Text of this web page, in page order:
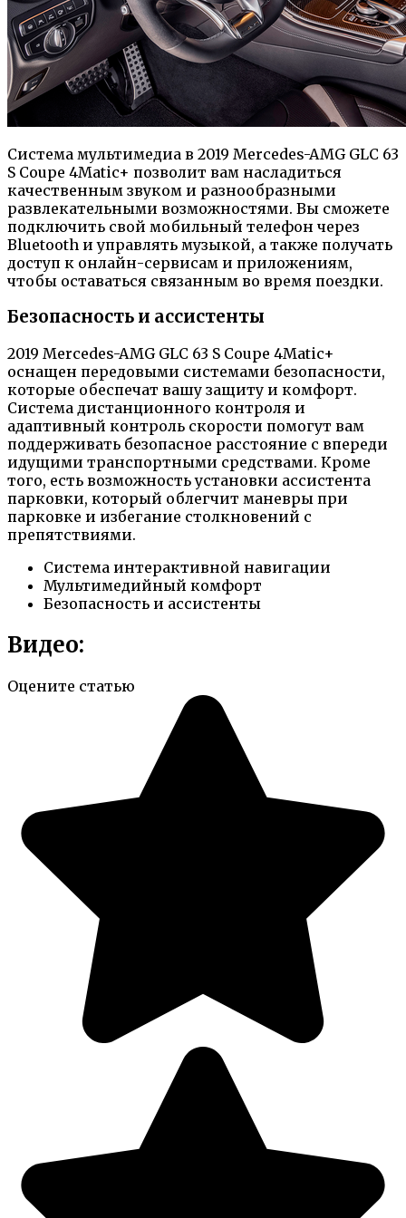
Система мультимедиа в 2019 Mercedes-AMG GLC 63
S Coupe 4Matic+ позволит вам насладиться
качественным звуком и разнообразными
развлекательными возможностями. Вы сможете
подключить свой мобильный телефон через
Bluetooth и управлять музыкой, а также получать
доступ к онлайн-сервисам и приложениям,
чтобы оставаться связанным во время поездки.
Безопасность и ассистенты
2019 Mercedes-AMG GLC 63 S Coupe 4Matic+
оснащен передовыми системами безопасности,
которые обеспечат вашу защиту и комфорт.
Система дистанционного контроля и
адаптивный контроль скорости помогут вам
поддерживать безопасное расстояние с впереди
идущими транспортными средствами. Кроме
того, есть возможность установки ассистента
парковки, который облегчит маневры при
парковке и избегание столкновений с
препятствиями.
Система интерактивной навигации
Мультимедийный комфорт
Безопасность и ассистенты
Видео:
Оцените статью